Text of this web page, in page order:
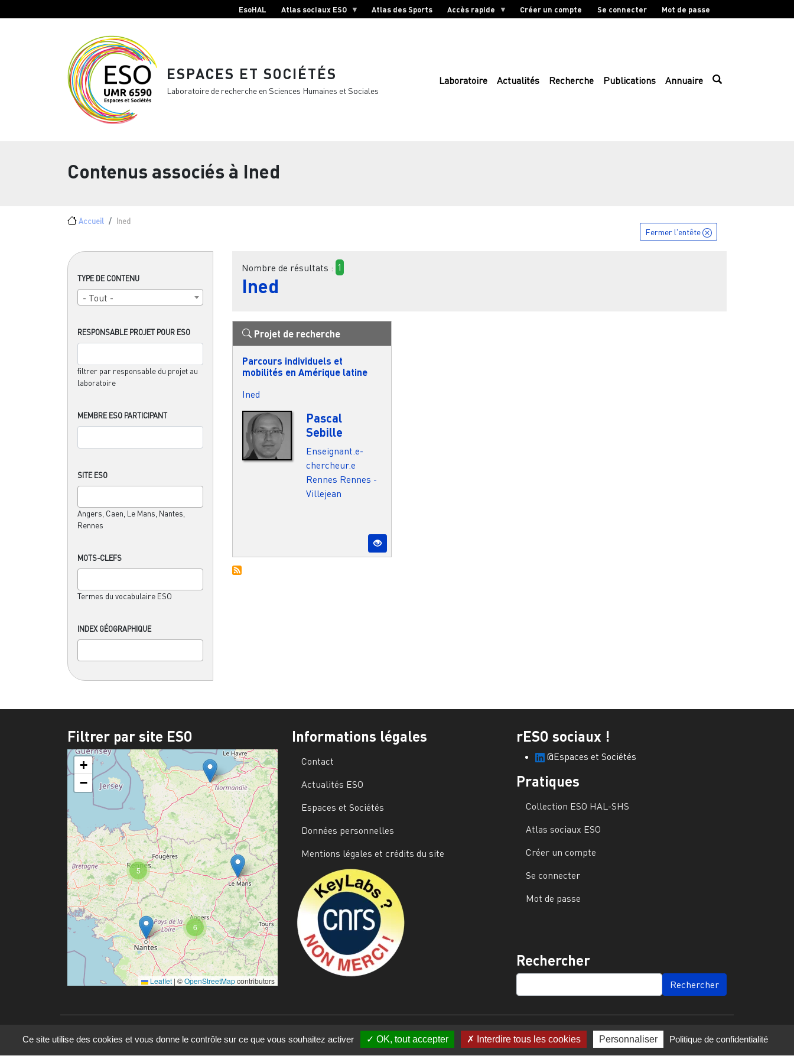
EsoHAL Atlas sociaux ESO Atlas des Sports Accès rapide Créer un compte Se connecter Mot de passe
ESPACES ET SOCIÉTÉS
Laboratoire de recherche en Sciences Humaines et Sociales
Laboratoire Actualités Recherche Publications Annuaire
Contenus associés à Ined
Fil d'Ariane
Accueil Ined
TYPE DE CONTENU
- Tout -
RESPONSABLE PROJET POUR ESO
filtrer par responsable du projet au
laboratoire
MEMBRE ESO PARTICIPANT
SITE ESO
Angers, Caen, Le Mans, Nantes,
Rennes
MOTS-CLEFS
Termes du vocabulaire ESO
INDEX GÉOGRAPHIQUE
Fermer l'entête
Nombre de résultats : 1
Ined
Projet de recherche
Parcours individuels et
mobilités en Amérique latine
Ined
Pascal
Sebille
Enseignant.e-
chercheur.e
Rennes Rennes -
Villejean
Filtrer par site ESO
6
5
+
−
Leaflet | ©OpenStreetMapcontributors
Informations légales
Contact
Actualités ESO
Espaces et Sociétés
Données personnelles
Mentions légales et crédits du site
rESO sociaux !
@Espaces et Sociétés
Pratiques
Collection ESO HAL-SHS
Atlas sociaux ESO
Créer un compte
Se connecter
Mot de passe
Rechercher
SEARCH
Ce site utilise des cookies et vous donne le contrôle sur ce que vous souhaitez activer OK, tout accepter Interdire tous les cookies Personnaliser Politique de confidentialité